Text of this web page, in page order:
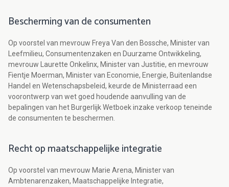
Bescherming van de consumenten
Op voorstel van mevrouw Freya Van den Bossche, Minister van
Leefmilieu, Consumentenzaken en Duurzame Ontwikkeling,
mevrouw Laurette Onkelinx, Minister van Justitie, en mevrouw
Fientje Moerman, Minister van Economie, Energie, Buitenlandse
Handel en Wetenschapsbeleid, keurde de Ministerraad een
voorontwerp van wet goed houdende aanvulling van de
bepalingen van het Burgerlijk Wetboek inzake verkoop teneinde
de consumenten te beschermen.
Recht op maatschappelijke integratie
Op voorstel van mevrouw Marie Arena, Minister van
Ambtenarenzaken, Maatschappelijke Integratie,